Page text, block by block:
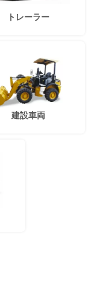
トレーラー
建設車両